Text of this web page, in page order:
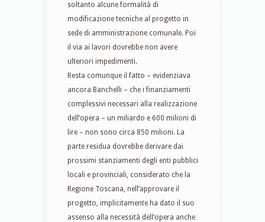
soltanto alcune formalità di
modificazione tecniche al progetto in
sede di amministrazione comunale. Poi
il via ai lavori dovrebbe non avere
ulteriori impedimenti.
Resta comunque il fatto – evidenziava
ancora Banchelli – che i finanziamenti
complessivi necessari alla realizzazione
dell’opera – un miliardo e 600 milioni di
lire – non sono circa 850 milioni. La
parte residua dovrebbe derivare dai
prossimi stanziamenti degli enti pubblici
locali e provinciali, considerato che la
Regione Toscana, nell’approvare il
progetto, implicitamente ha dato il suo
assenso alla necessità dell’opera anche